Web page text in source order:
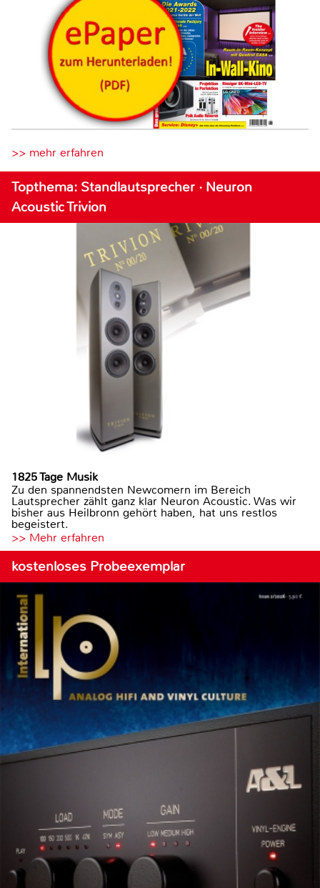
>> mehr erfahren
Topthema: Standlautsprecher · Neuron
Acoustic Trivion
1825 Tage Musik
Zu den spannendsten Newcomern im Bereich
Lautsprecher zählt ganz klar Neuron Acoustic. Was wir
bisher aus Heilbronn gehört haben, hat uns restlos
begeistert.
>> Mehr erfahren
kostenloses Probeexemplar